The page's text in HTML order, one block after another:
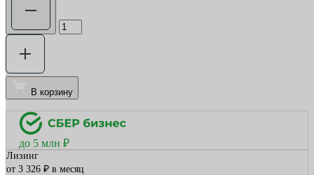
В корзину
до 5 млн ₽
Лизинг
от 3 326 ₽ в месяц